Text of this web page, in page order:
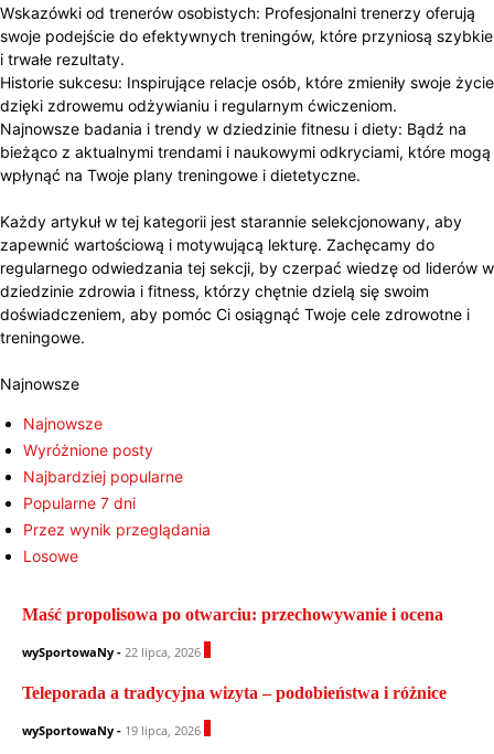
Wskazówki od trenerów osobistych: Profesjonalni trenerzy oferują
swoje podejście do efektywnych treningów, które przyniosą szybkie
i trwałe rezultaty.
Historie sukcesu: Inspirujące relacje osób, które zmieniły swoje życie
dzięki zdrowemu odżywianiu i regularnym ćwiczeniom.
Najnowsze badania i trendy w dziedzinie fitnesu i diety: Bądź na
bieżąco z aktualnymi trendami i naukowymi odkryciami, które mogą
wpłynąć na Twoje plany treningowe i dietetyczne.
Każdy artykuł w tej kategorii jest starannie selekcjonowany, aby
zapewnić wartościową i motywującą lekturę. Zachęcamy do
regularnego odwiedzania tej sekcji, by czerpać wiedzę od liderów w
dziedzinie zdrowia i fitness, którzy chętnie dzielą się swoim
doświadczeniem, aby pomóc Ci osiągnąć Twoje cele zdrowotne i
treningowe.
Najnowsze
Najnowsze
Wyróżnione posty
Najbardziej popularne
Popularne 7 dni
Przez wynik przeglądania
Losowe
Maść propolisowa po otwarciu: przechowywanie i ocena
wySportowaNy - 22 lipca, 2026
Teleporada a tradycyjna wizyta – podobieństwa i różnice
wySportowaNy - 19 lipca, 2026